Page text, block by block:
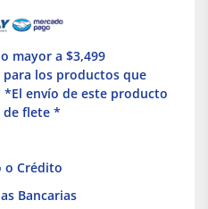
mayor a $3,499
los productos que
envío de este producto
de flete *
o Crédito
Bancarias